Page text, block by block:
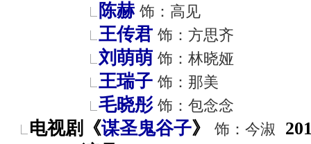
陈赫 饰：高见
王传君 饰：方思齐
刘萌萌 饰：林晓娅
王瑞子 饰：那美
毛晓彤 饰：包念念
电视剧《谋圣鬼谷子》 饰：今淑